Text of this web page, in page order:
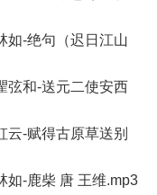
如-绝句（迟日江山
弦和-送元二使安西
云-赋得古原草送别
如-鹿柴 唐 王维.mp3